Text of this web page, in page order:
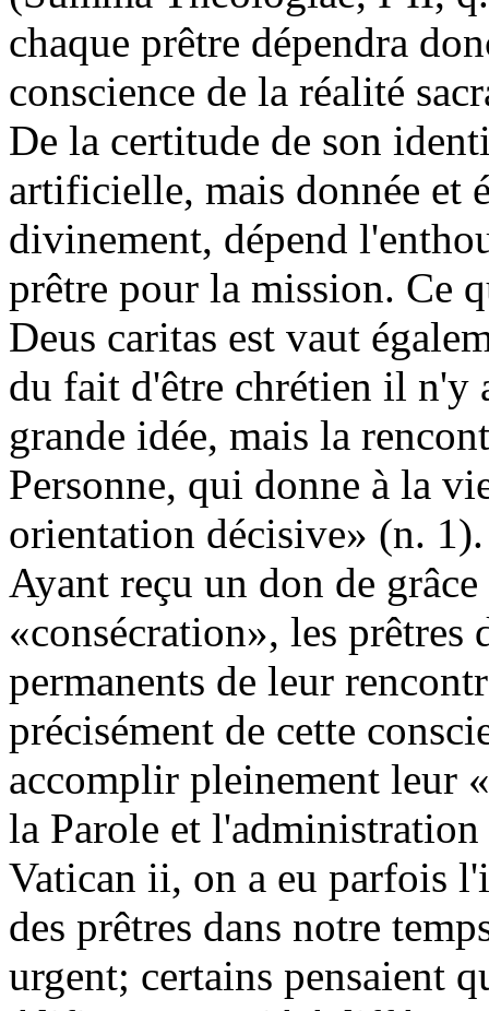
chaque prêtre dépendra
conscience de la réalité
De la certitude de son
artificielle, mais donnée et
divinement, dépend
prêtre pour la mission. Ce
Deus caritas est vaut
du fait d'être chrétien il n'y
grande idée, mais la
Personne, qui donne à la
orientation décisive» (n. 1).
Ayant reçu un don de
«consécration», les prêtres
permanents de leur
précisément de cette
accomplir pleinement leur
la Parole et l'administration
Vatican ii, on a eu parfois
des prêtres dans notre
urgent; certains pensaient